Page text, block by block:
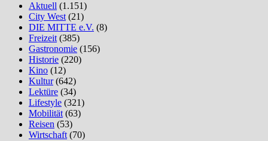
Aktuell (1.151)
City West (21)
DIE MITTE e.V. (8)
Freizeit (385)
Gastronomie (156)
Historie (220)
Kino (12)
Kultur(642)
Lektüre (34)
Lifestyle (321)
Mobilität (63)
Reisen (53)
Wirtschaft (70)